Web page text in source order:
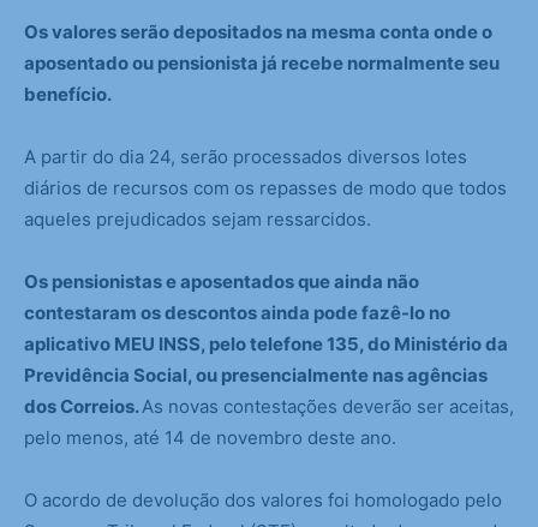
Os valores serão depositados na mesma conta onde o
aposentado ou pensionista já recebe normalmente seu
benefício.
A partir do dia 24, serão processados diversos lotes
diários de recursos com os repasses de modo que todos
aqueles prejudicados sejam ressarcidos.
Os pensionistas e aposentados que ainda não
contestaram os descontos ainda pode fazê-lo no
aplicativo MEU INSS, pelo telefone 135, do Ministério da
Previdência Social, ou presencialmente nas agências
dos Correios.As novas contestações deverão ser aceitas,
pelo menos, até 14 de novembro deste ano.
O acordo de devolução dos valores foi homologado pelo